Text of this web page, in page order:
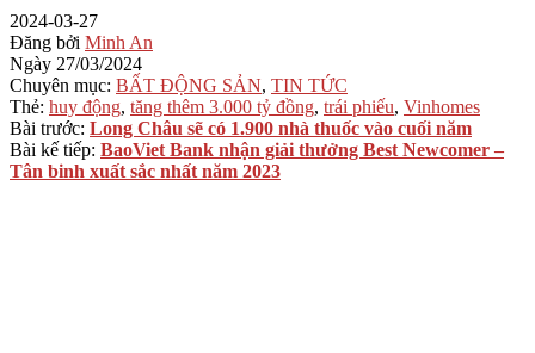
2024-03-27
Đăng bởi Minh An
Ngày 27/03/2024
Chuyên mục: BẤT ĐỘNG SẢN, TIN TỨC
Thẻ: huy động, tăng thêm 3.000 tỷ đồng, trái phiếu, Vinhomes
Bài trước: Long Châu sẽ có 1.900 nhà thuốc vào cuối năm
Bài kế tiếp: BaoViet Bank nhận giải thưởng Best Newcomer –
Tân binh xuất sắc nhất năm 2023